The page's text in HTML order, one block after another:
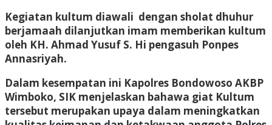
Kegiatan kultum diawali dengan sholat dhuhur
berjamaah dilanjutkan imam memberikan kultum
oleh KH. Ahmad Yusuf S. Hi pengasuh Ponpes
Annasriyah.
Dalam kesempatan ini Kapolres Bondowoso AKBP
Wimboko, SIK menjelaskan bahawa giat Kultum
tersebut merupakan upaya dalam meningkatkan